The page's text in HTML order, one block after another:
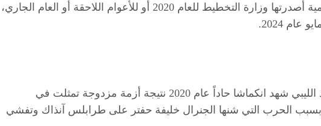
فريق فالصو تتحقق لم يجد أي بيانات رسمية أصدرتها وزارة التخطيط للعام 2020 أو للأعوام اللاحقة أو العام الجاري،
2024.
فيما تٌظهر بيانات البنك الدولي إن الاقتصاد الليبي شهد انكماشا حاداً عام 2020 نتيجة أزمة مزدوجة تمثلت في
الحرب التي شنها الجنرال خليفة حفتر على طرابلس آنذاك وتفشي